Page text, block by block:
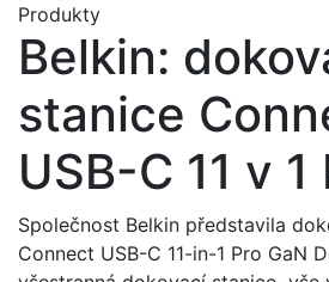
Produkty
Belkin:
stanice
USB-C 11 v 1
Společnost Belkin představila
Connect USB-C 11-in-1 Pro GaN